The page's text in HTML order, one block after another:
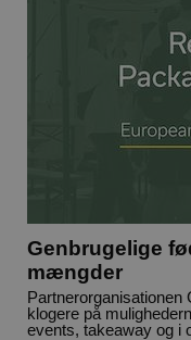
Genbrugelige
mængder
Partnerorganisationen
klogere på
events, takeaway og i